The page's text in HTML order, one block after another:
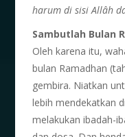
harum di sisi Allâh
Sambutlah Bulan
Oleh karena itu,
bulan Ramadhan
gembira. Niatkan
lebih mendekatkan
melakukan ibadah-